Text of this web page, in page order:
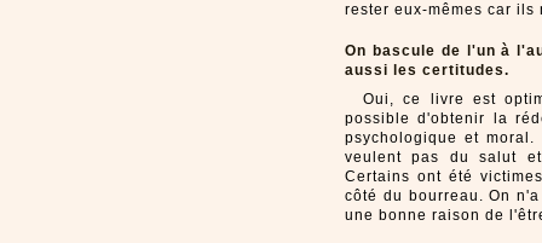
rester eux-mêmes car ils
On bascule de l'un à
aussi les certitudes.
Oui, ce livre est
possible d'obtenir la
psychologique et
veulent pas du salut
Certains ont été
côté du bourreau. On
une bonne raison de